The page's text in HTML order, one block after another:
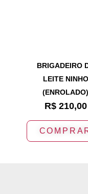
BRIGADEIRO
LEITE NINHO
(ENROLADO)
R$210,00